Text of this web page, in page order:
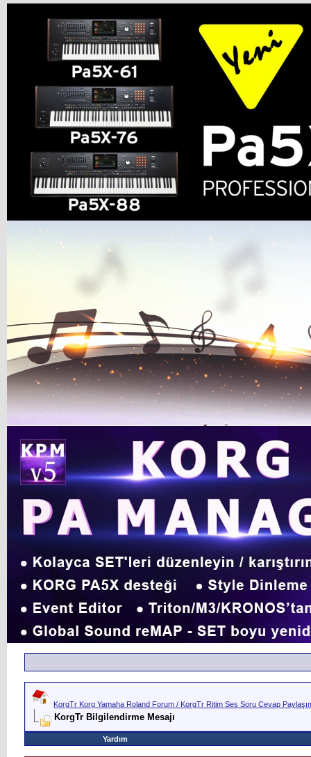
KorgTr Korg Yamaha Roland Forum / KorgTr Ritim Ses Soru Cevap
KorgTr Bilgilendirme Mesajı
Yardım